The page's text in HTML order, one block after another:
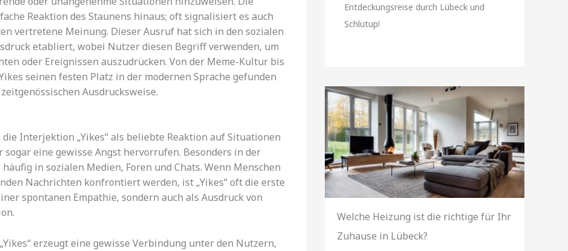
Reaktion des Staunens hinaus; oft signalisiert es auch
vertretene Meinung. Dieser Ausruf hat sich in den sozialen
etabliert, wobei Nutzer diesen Begriff verwenden, um
oder Ereignissen auszudrücken. Von der Meme-Kultur bis
seinen festen Platz in der modernen Sprache gefunden
Ausdrucksweise.
Interjektion „Yikes“ als beliebte Reaktion auf Situationen
eine gewisse Angst hervorrufen. Besonders in der
in sozialen Medien, Foren und Chats. Wenn Menschen
Nachrichten konfrontiert werden, ist „Yikes“ oft die erste
spontanen Empathie, sondern auch als Ausdruck von
erzeugt eine gewisse Verbindung unter den Nutzern,
Entdeckungsreise durch Lübeck und
Schlutup!
Welche Heizung ist die richtige für Ihr
Zuhause in Lübeck?